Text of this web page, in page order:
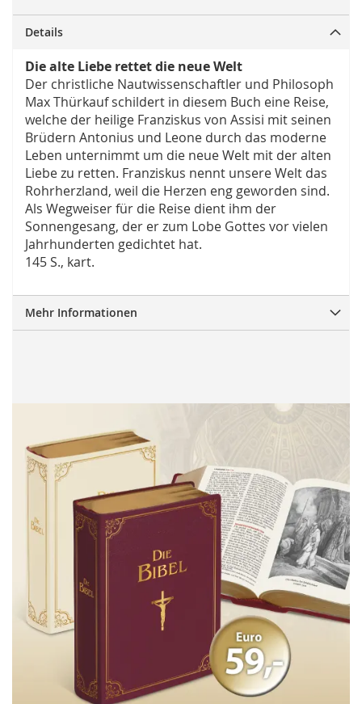
Details
Die alte Liebe rettet die neue Welt
Der christliche Nautwissenschaftler und Philosoph
Max Thürkauf schildert in diesem Buch eine Reise,
welche der heilige Franziskus von Assisi mit seinen
Brüdern Antonius und Leone durch das moderne
Leben unternimmt um die neue Welt mit der alten
Liebe zu retten. Franziskus nennt unsere Welt das
Rohrherzland, weil die Herzen eng geworden sind.
Als Wegweiser für die Reise dient ihm der
Sonnengesang, der er zum Lobe Gottes vor vielen
Jahrhunderten gedichtet hat.
145 S., kart.
Mehr Informationen